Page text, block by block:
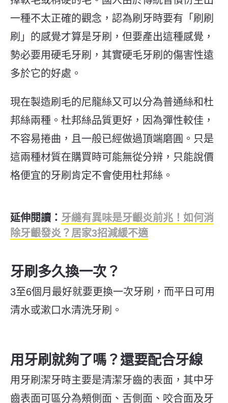
一種不太正確的觀念，認為刷牙時要有「刷刷
刷」的感覺才算是牙刷，但要產出這種感覺，
勢必要用硬毛牙刷，其實硬毛牙刷的傷害性遠
多於它的好處。
現在製造刷毛的尼龍絲又可以分為普通絲和杜
邦絲兩種。杜邦絲品質更好，因為彈性較佳，
不容易捲曲，且一般已經做過頂端磨圓。只是
這兩種材質在購買時可能無從分辨，只能說價
格便宜的牙刷肯定不會使用杜邦絲。
延伸閱讀： 牙縫有異味是牙齦炎前兆！如何消
除牙齦發炎？居家3招減緩不適
牙刷多久換一次？
3至6個月最好就要更換一次牙刷，而平日可用
清水或漱口水清洗牙刷。
用牙刷就夠了嗎？還要配合牙線
用牙刷潔牙時主要是清潔牙齒的表面，其中牙
齒表面可區分為頰側面、舌側面、咬合面及牙